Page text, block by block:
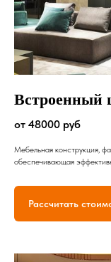
от 48000 руб
Мебельная конструкция,
обеспечивающая
Рассчитать